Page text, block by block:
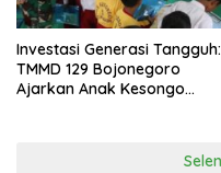
Investasi Generasi Tangguh:
TMMD 129 Bojonegoro
Ajarkan Anak Kesongo